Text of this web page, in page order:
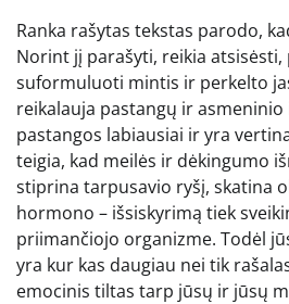
Ranka rašytas tekstas parodo,
Norint jį parašyti, reikia atsisėsti,
suformuluoti mintis ir perkelto
reikalauja pastangų ir
pastangos labiausiai ir yra
teigia, kad meilės ir dėkingumo
stiprina tarpusavio ryšį, skatina
hormono – išsiskyrimą tiek
priimančiojo organizme. Todėl
yra kur kas daugiau nei tik
emocinis tiltas tarp jūsų ir jūsų